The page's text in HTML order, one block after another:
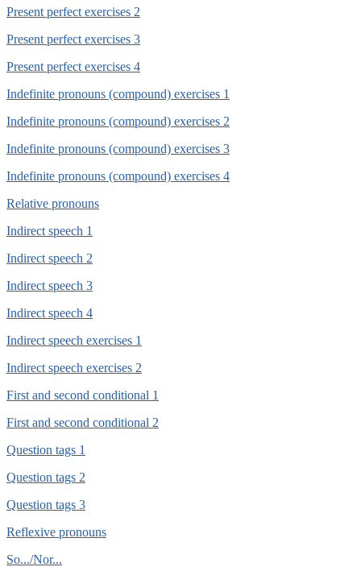
Present perfect exercises 2
Present perfect exercises 3
Present perfect exercises 4
Indefinite pronouns (compound) exercises 1
Indefinite pronouns (compound) exercises 2
Indefinite pronouns (compound) exercises 3
Indefinite pronouns (compound) exercises 4
Relative pronouns
Indirect speech 1
Indirect speech 2
Indirect speech 3
Indirect speech 4
Indirect speech exercises 1
Indirect speech exercises 2
First and second conditional 1
First and second conditional 2
Question tags 1
Question tags 2
Question tags 3
Reflexive pronouns
So.../Nor...